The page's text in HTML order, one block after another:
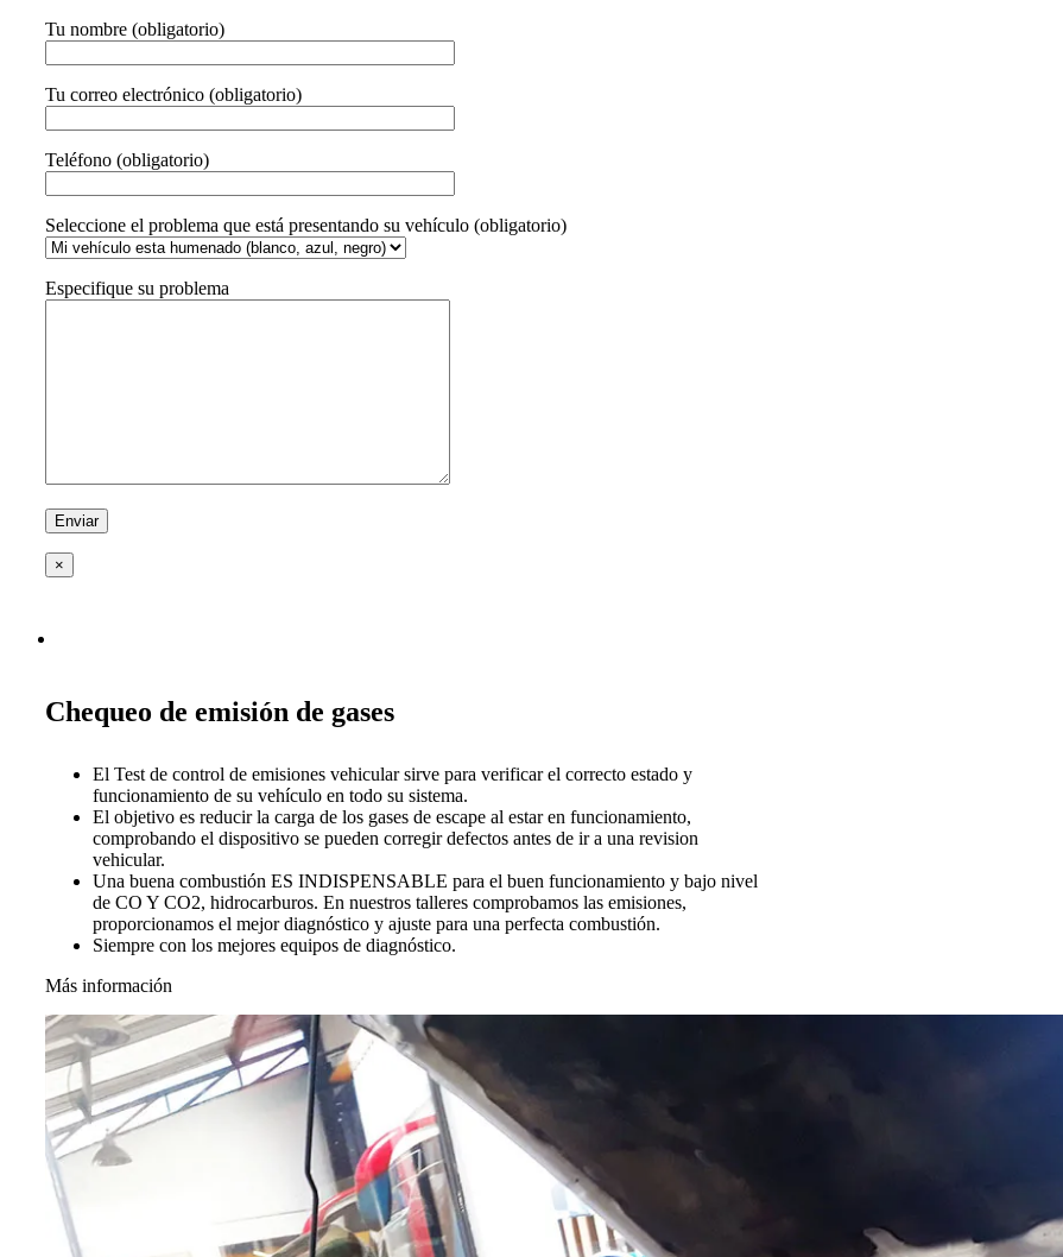
Tu nombre (obligatorio)
Tu correo electrónico (obligatorio)
Teléfono (obligatorio)
Seleccione el problema que está presentando su vehículo (obligatorio)
Especifique su problema
×
Chequeo de emisión de gases
El Test de control de emisiones vehicular sirve para verificar el correcto estado y
funcionamiento de su vehículo en todo su sistema.
El objetivo es reducir la carga de los gases de escape al estar en funcionamiento,
comprobando el dispositivo se pueden corregir defectos antes de ir a una revision
vehicular.
Una buena combustión ES INDISPENSABLE para el buen funcionamiento y bajo nivel
de CO Y CO2, hidrocarburos. En nuestros talleres comprobamos las emisiones,
proporcionamos el mejor diagnóstico y ajuste para una perfecta combustión.
Siempre con los mejores equipos de diagnóstico.
Más información